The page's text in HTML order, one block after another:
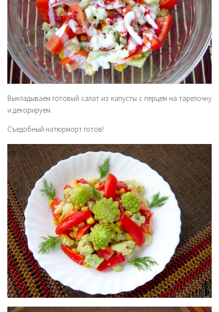
Выкладываем готовый салат из капусты с перцем на тарелочку
и декорируем.
Съедобный натюрморт готов!